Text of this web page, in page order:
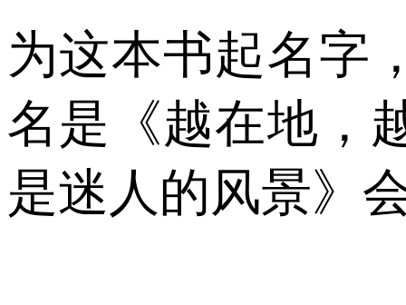
为这本书起名字
名是《越在地，
是迷人的风景》